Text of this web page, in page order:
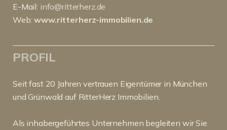
E-Mail: info@ritterherz.de
Web:www.ritterherz-immobilien.de
PROFIL
Seit fast 20 Jahren vertrauen Eigentümer in München
und Grünwald auf RitterHerz Immobilien.
Als inhabergeführtes Unternehmen begleiten wir Sie